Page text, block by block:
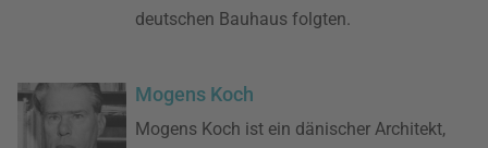
deutschen Bauhaus folgten.
Mogens Koch
Mogens Koch ist ein dänischer Architekt,